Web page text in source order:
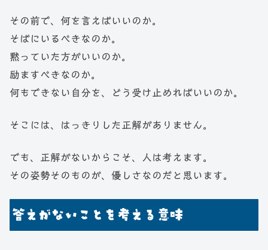
その前で、何を言えばいいのか。
そばにいるべきなのか。
黙っていた方がいいのか。
励ますべきなのか。
何もできない自分を、どう受け止めればいいのか。
そこには、はっきりした正解がありません。
でも、正解がないからこそ、人は考えます。
その姿勢そのものが、優しさなのだと思います。
答えがないことを考える意味